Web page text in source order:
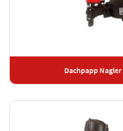
Dachpapp Nagler